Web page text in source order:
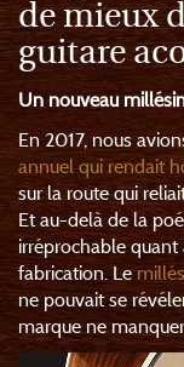
de mieux
guitare
Un nouveau
En 2017, nous
annuel qui rendait
sur la route qui
Et au-delà de la
irréprochable quant
fabrication. Le
ne pouvait se
marque ne